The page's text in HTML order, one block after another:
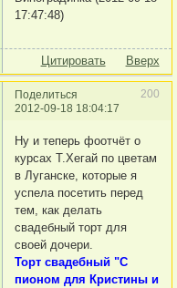
17:47:48)
Цитировать Вверх
Поделиться
200
2012-09-18 18:04:17
Ну и теперь фоотчёт о
курсах Т.Хегай по цветам
в Луганске, которые я
успела посетить перед
тем, как делать
свадебный торт для
своей дочери.
Торт свадебный "С
пионом для Кристины и